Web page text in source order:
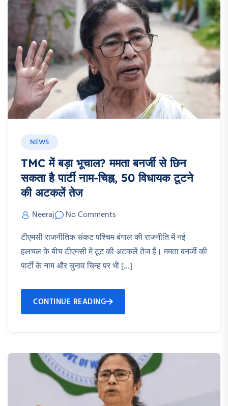
NEWS
TMC में बड़ा भूचाल? ममता बनर्जी से छिन
सकता है पार्टी नाम-चिह्न, 50 विधायक टूटने
की अटकलें तेज
Neeraj
No Comments
टीएमसी राजनीतिक संकट पश्चिम बंगाल की राजनीति में नई
हलचल के बीच टीएमसी में टूट की अटकलें तेज हैं। ममता बनर्जी की
पार्टी के नाम और चुनाव चिन्ह पर भी […]
CONTINUE READING